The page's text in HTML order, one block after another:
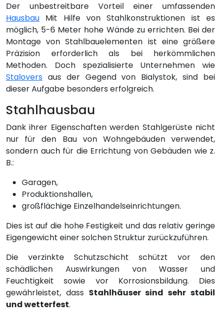
Der unbestreitbare Vorteil einer umfassenden
Hausbau Mit Hilfe von Stahlkonstruktionen ist es
möglich, 5-6 Meter hohe Wände zu errichten. Bei der
Montage von Stahlbauelementen ist eine größere
Präzision erforderlich als bei herkömmlichen
Methoden. Doch spezialisierte Unternehmen wie
Stalovers aus der Gegend von Bialystok, sind bei
dieser Aufgabe besonders erfolgreich.
Stahlhausbau
Dank ihrer Eigenschaften werden Stahlgerüste nicht
nur für den Bau von Wohngebäuden verwendet,
sondern auch für die Errichtung von Gebäuden wie z.
B.:
Garagen,
Produktionshallen,
großflächige Einzelhandelseinrichtungen.
Dies ist auf die hohe Festigkeit und das relativ geringe
Eigengewicht einer solchen Struktur zurückzuführen.
Die verzinkte Schutzschicht schützt vor den
schädlichen Auswirkungen von Wasser und
Feuchtigkeit sowie vor Korrosionsbildung. Dies
gewährleistet, dass Stahlhäuser sind sehr stabil
und wetterfest.